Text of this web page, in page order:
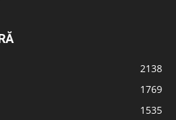
2138
1769
1535